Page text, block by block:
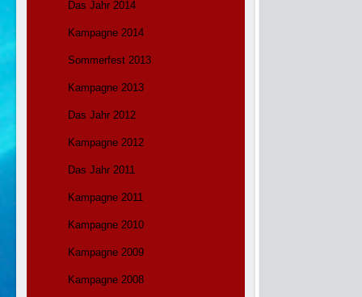
Das Jahr 2014
Kampagne 2014
Sommerfest 2013
Kampagne 2013
Das Jahr 2012
Kampagne 2012
Das Jahr 2011
Kampagne 2011
Kampagne 2010
Kampagne 2009
Kampagne 2008